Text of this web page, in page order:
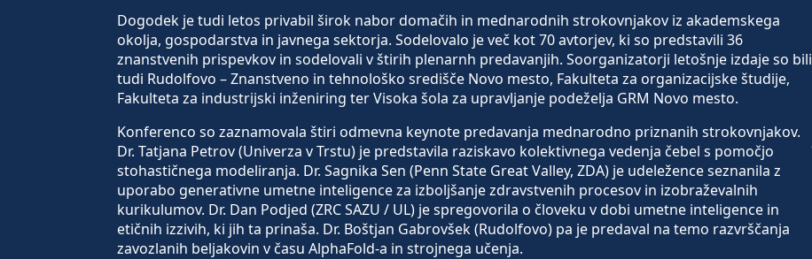
Dogodek je tudi letos privabil širok nabor domačih in mednarodnih strokovnjakov iz akademskega
okolja, gospodarstva in javnega sektorja. Sodelovalo je več kot 70 avtorjev, ki so predstavili 36
znanstvenih prispevkov in sodelovali v štirih plenarnh predavanjih. Soorganizatorji letošnje izdaje so bili
tudi Rudolfovo – Znanstveno in tehnološko središče Novo mesto, Fakulteta za organizacijske študije,
Fakulteta za industrijski inženiring ter Visoka šola za upravljanje podeželja GRM Novo mesto.
Konferenco so zaznamovala štiri odmevna keynote predavanja mednarodno priznanih strokovnjakov.
Dr. Tatjana Petrov (Univerza v Trstu) je predstavila raziskavo kolektivnega vedenja čebel s pomočjo
stohastičnega modeliranja. Dr. Sagnika Sen (Penn State Great Valley, ZDA) je udeležence seznanila z
uporabo generativne umetne inteligence za izboljšanje zdravstvenih procesov in izobraževalnih
kurikulumov. Dr. Dan Podjed (ZRC SAZU / UL) je spregovorila o človeku v dobi umetne inteligence in
etičnih izzivih, ki jih ta prinaša. Dr. Boštjan Gabrovšek (Rudolfovo) pa je predaval na temo razvrščanja
zavozlanih beljakovin v času AlphaFold-a in strojnega učenja.